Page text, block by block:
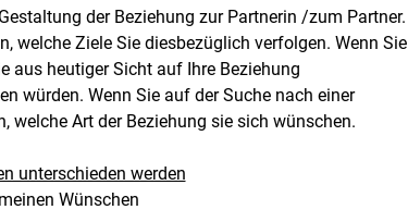
der Beziehung zur Partnerin /zum Partner.
welche Ziele Sie diesbezüglich verfolgen. Wenn Sie
aus heutiger Sicht auf Ihre Beziehung
würden. Wenn Sie auf der Suche nach einer
welche Art der Beziehung sie sich wünschen.
unterschieden werden
Wünschen